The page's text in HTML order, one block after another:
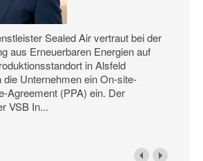
Sealed Air vertraut bei der
aus Erneuerbaren Energien auf
in Alsfeld
die Unternehmen ein On-site-
Agreement (PPA) ein. Der
VSB In...